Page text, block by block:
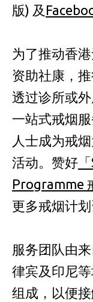
版) 及
为了推动香
资助社康，
透过诊所或
一站式戒烟
人士成为戒
活动。赞好 「
Programme
更多戒烟计划
服务团队由
律宾及印尼
组成，以便